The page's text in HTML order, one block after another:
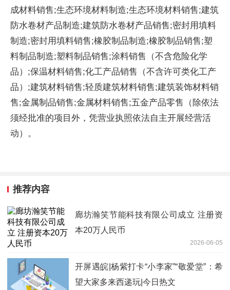
成材料销售;生态环境材料制造;生态环境材料销售;建筑
防水卷材产品制造;建筑防水卷材产品销售;密封用填料
制造;密封用填料销售;橡胶制品制造;橡胶制品销售;塑
料制品制造;塑料制品销售;涂料销售（不含危险化学
品）;保温材料销售;化工产品销售（不含许可类化工产
品）;建筑材料销售;轻质建筑材料销售;建筑装饰材料销
售;金属制品销售;金属材料销售;五金产品零售（除依法
须经批准的项目外，凭营业执照依法自主开展经营活
动）。
推荐内容
廊坊瀚笑节能科技有限公司成立 注册资
本20万人民币
2026-06-05
开屏遇皖|杨紫打卡“小李家”“敬爱堂”：希
望大家多来西递玩|今日热文